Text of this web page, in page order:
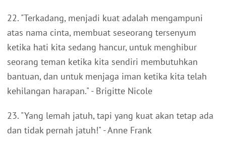
22. "Terkadang, menjadi kuat adalah mengampuni
atas nama cinta, membuat seseorang tersenyum
ketika hati kita sedang hancur, untuk menghibur
seorang teman ketika kita sendiri membutuhkan
bantuan, dan untuk menjaga iman ketika kita telah
kehilangan harapan." - Brigitte Nicole
23. "Yang lemah jatuh, tapi yang kuat akan tetap ada
dan tidak pernah jatuh!" - Anne Frank